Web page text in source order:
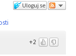
Uloguj se
+2